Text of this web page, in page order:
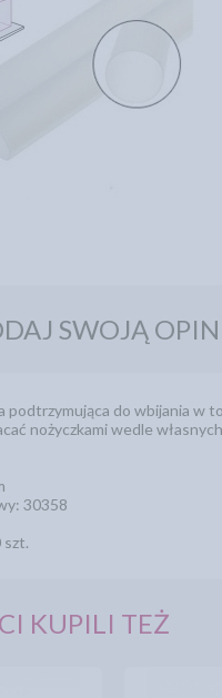
SWOJĄ
podtrzymująca do wbijania w
nożyczkami wedle
30358
szt.
KUPILI TEŻ